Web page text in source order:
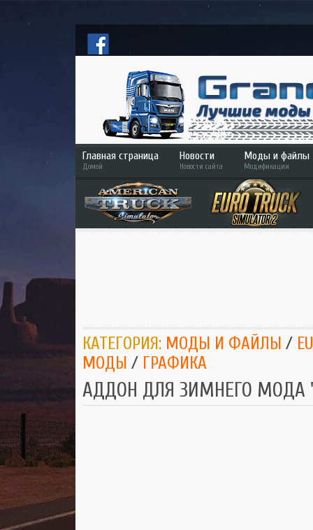
Главная страница
Домой
Новости
Новости сайта
Моды и файлы
Модификации
ETS 2
ATS
КАТЕГОРИЯ: МОДЫ И ФАЙЛЫ /
МОДЫ / ГРАФИКА
АДДОН ДЛЯ ЗИМНЕГО МОДА